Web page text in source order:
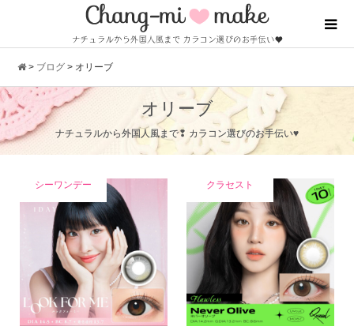
> ブログ > オリーブ
オリーブ
ナチュラルから外国人風まで❢ カラコン選びのお手伝い♥
シーワンデー クラセスト